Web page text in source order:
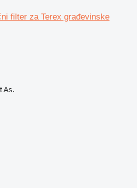
filter za Terex građevinske
As.